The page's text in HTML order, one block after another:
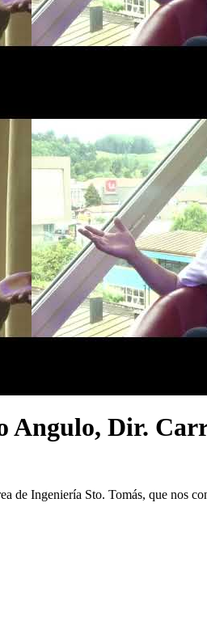
Dir.
de Ingeniería Sto. Tomás, que nos